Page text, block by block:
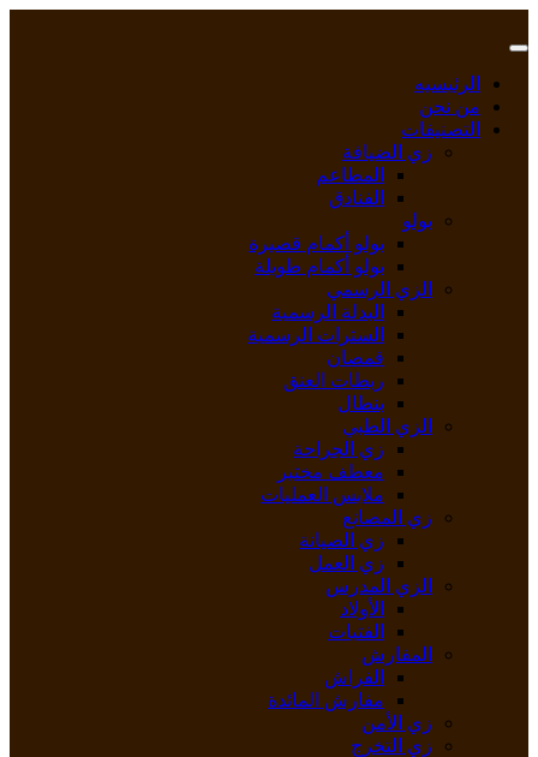
to
الرئيسيه
من نحن
التصنيفات
زي الضيافة
المطاعم
الفنادق
بولو
بولو أكمام قصيرة
بولو أكمام طويلة
الزي الرسمي
البدلة الرسمية
السترات الرسمية
قمصان
ربطات العنق
بنطال
الزي الطبي
زي الجراحة
معطف مختبر
ملابس العمليات
زي المصانع
زي الصيانة
زي العمل
الزي المدرس
الأولاد
الفتيات
المفارش
الفراش
مفارش المائدة
زي الأمن
زي التخرج